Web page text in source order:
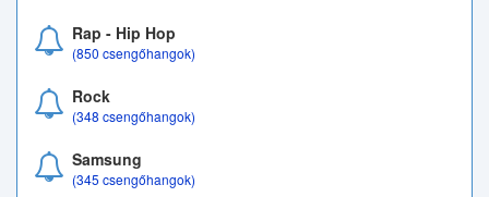
Rap - Hip Hop
(850 csengőhangok)
Rock
(348 csengőhangok)
Samsung
(345 csengőhangok)